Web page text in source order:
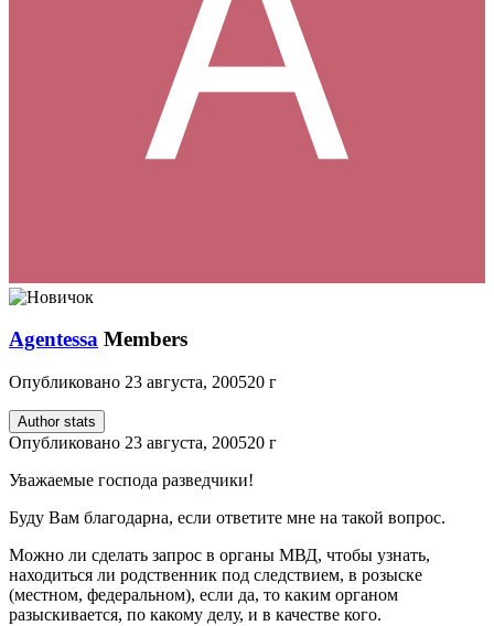
Agentessa Members
Опубликовано 23 августа, 200520 г
Author stats
Опубликовано 23 августа, 200520 г
Уважаемые господа разведчики!
Буду Вам благодарна, если ответите мне на такой вопрос.
Можно ли сделать запрос в органы МВД, чтобы узнать,
находиться ли родственник под следствием, в розыске
(местном, федеральном), если да, то каким органом
разыскивается, по какому делу, и в качестве кого.